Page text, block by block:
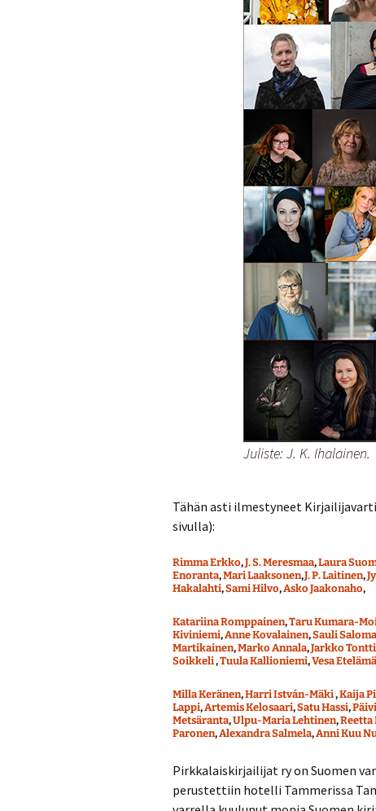
Juliste: J. K. Ihalainen.
Tähän asti ilmestyneet
sivulla):
Rimma Erkko,J. S. Meresmaa,Laura
Enoranta,Mari Laaksonen,J. P. Laitinen,
Hakalahti,Sami Hilvo,Asko Jaakonaho,
Katariina Romppainen,Taru Kumara-
Kiviniemi,Anne Kovalainen,Sauli
Martikainen,Marko Annala,Jarkko Tontti
Soikkeli,Tuula Kallioniemi,Vesa
Milla Keränen,Harri István-Mäki,Kaija
Lappi,Artemis Kelosaari,Satu Hassi,
Metsäranta,Ulpu-Maria Lehtinen,Reetta
Paronen,Alexandra Salmela,Anni Kuu
Pirkkalaiskirjailijat ry on Suomen
perustettiin hotelli Tammerissa